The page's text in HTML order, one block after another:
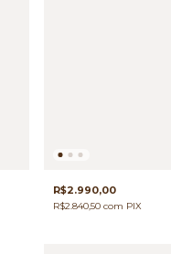
R$2.990,00
R$2.840,50 com PIX